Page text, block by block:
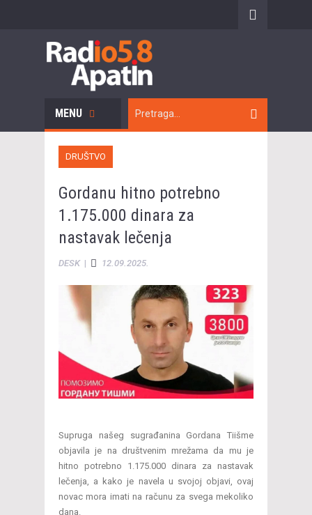
MENU
DRUŠTVO
Gordanu hitno potrebno
1.175.000 dinara za
nastavak lečenja
DESK| 12.09.2025.
Supruga našeg sugrađanina Gordana Tiišme
objavila je na društvenim mrežama da mu je
hitno potrebno 1.175.000 dinara za nastavak
lečenja, a kako je navela u svojoj objavi, ovaj
novac mora imati na računu za svega mekoliko
dana.